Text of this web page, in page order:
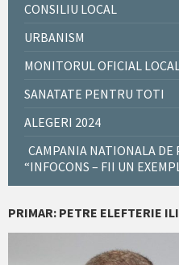
CONSILIU LOCAL
URBANISM
MONITORUL OFICIAL
SANATATE PENTRU TOTI
ALEGERI 2024
CAMPANIA NATIONALA
“INFOCONS – FII UN
PRIMAR: PETRE ELEFTERIE